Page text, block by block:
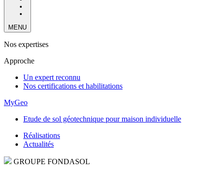
MENU
Nos expertises
Approche
Un expert reconnu
Nos certifications et habilitations
MyGeo
Etude de sol géotechnique pour maison individuelle
Réalisations
Actualités
GROUPE FONDASOL